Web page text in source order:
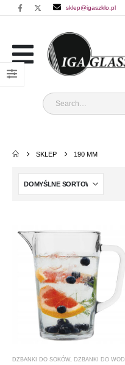
sklep@igaszklo.pl
SKLEP 190 MM
DZBANKI DO SOKÓW, DZBANKI DO WODY